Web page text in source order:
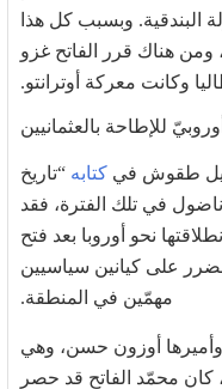
البندقية. وبسبب كل هذا
ومن هناك قرر الفاتح غزو
وكانت معركة أوترانتو.
للإطاحة بالعثمانيين
طقوش في كتابه “تاريخ
في تلك الفترة، فقد
نحو أوروبا بعد فتح
على كيانين سياسيين
مهمّين في المنطقة.
أوزون حسن، وهي
كان محمّد الفاتح قد حصر